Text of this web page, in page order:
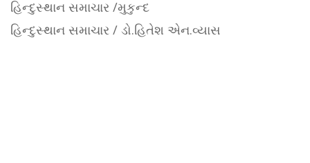
હિન્દુસ્થાન સમાચાર /મુકુન્દ
હિન્દુસ્થાન સમાચાર / ડો.હિતેશ એન.વ્યાસ